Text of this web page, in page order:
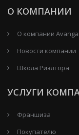
О КОМПАНИИ
О компании
Новости компании
Школа Риэлтора
УСЛУГИ
Франшиза
Покупателю